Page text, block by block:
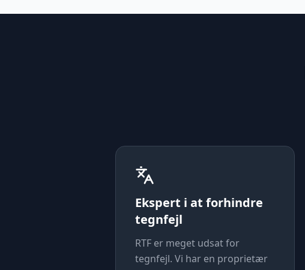
Ekspert i at forhindre
tegnfejl
RTF er meget udsat for
tegnfejl. Vi har en proprietær